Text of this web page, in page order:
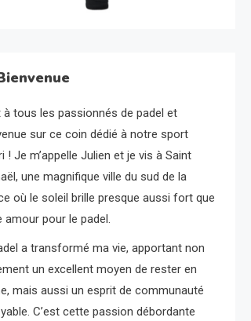
à tous les passionnés de padel et
sur ce coin dédié à notre sport
! Je m’appelle Julien et je vis à Saint
une magnifique ville du sud de la
où le soleil brille presque aussi fort que
amour pour le padel.
a transformé ma vie, apportant non
un excellent moyen de rester en
mais aussi un esprit de communauté
C’est cette passion débordante